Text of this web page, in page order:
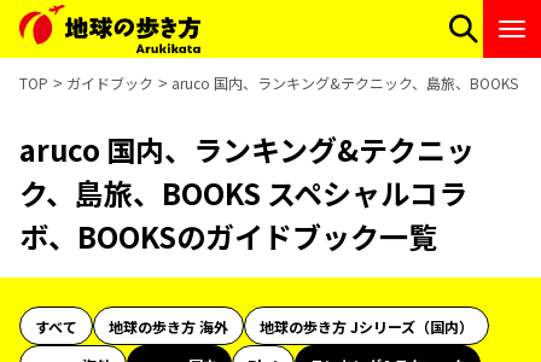
TOP ガイドブック aruco 国内、ランキング&テクニック、島旅、BOOKS
aruco 国内、ランキング&テクニッ
ク、島旅、BOOKS スペシャルコラ
ボ、BOOKSのガイドブック一覧
すべて 地球の歩き方 海外
地球の歩き方 Jシリーズ（国内）